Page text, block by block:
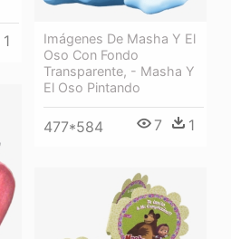
1
Imágenes De Masha Y El
Oso Con Fondo
Transparente, - Masha Y
El Oso Pintando
477*584 7 1